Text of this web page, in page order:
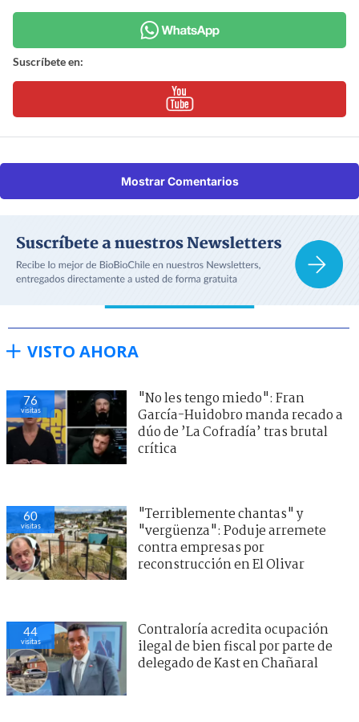
Suscríbete en:
Mostrar Comentarios
VISTO AHORA
76
visitas
"No les tengo miedo": Fran
García-Huidobro manda recado a
dúo de ’La Cofradía’ tras brutal
crítica
60
visitas
"Terriblemente chantas" y
"vergüenza": Poduje arremete
contra empresas por
reconstrucción en El Olivar
44
visitas
Contraloría acredita ocupación
ilegal de bien fiscal por parte de
delegado de Kast en Chañaral